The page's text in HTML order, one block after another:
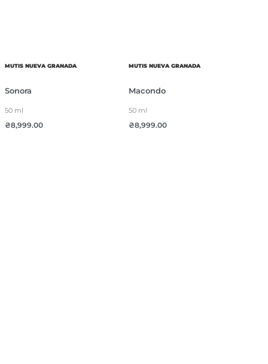
MUTIS NUEVA GRANADA
Sonora
50 ml
₴8,999.00
MUTIS NUEVA GRANADA
Macondo
50 ml
₴8,999.00